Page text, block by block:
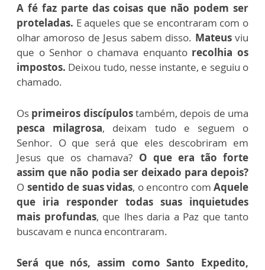
A fé faz parte das coisas que não podem ser
proteladas. E aqueles que se encontraram com o
olhar amoroso de Jesus sabem disso. Mateusviu
que o Senhor o chamava enquanto recolhia os
impostos. Deixou tudo, nesse instante, e seguiu o
chamado.
Os primeiros discípulostambém, depois de uma
pesca milagrosa, deixam tudo e seguem o
Senhor. O que será que eles descobriram em
Jesus que os chamava? O que era tão forte
assim que não podia ser deixado para depois?
O sentido de suas vidas, o encontro com Aquele
que iria responder todas suas inquietudes
mais profundas, que lhes daria a Paz que tanto
buscavam e nunca encontraram.
Será que nós, assim como Santo Expedito,